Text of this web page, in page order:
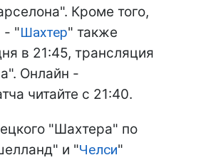
Кроме того,
- "Шахтер" также
в 21:45, трансляция
Онлайн -
читайте с 21:40.
"Шахтера" по
и "Челси"